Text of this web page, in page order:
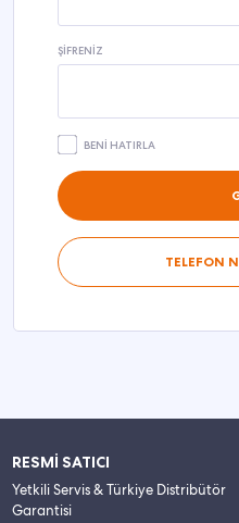
ŞIFRENIZ
BENI HATIRLA
TELEFON
RESMİ SATICI
Yetkili Servis & Türkiye Distribütör
Garantisi